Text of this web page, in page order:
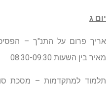
יום ג
אריך פרום על התנ"ך –
מאיר בין השעות 08:30-09:30
תלמוד למתקדמות – מסכת